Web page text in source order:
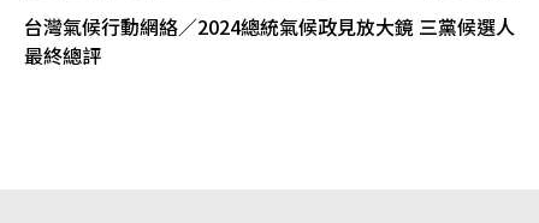
台灣氣候行動網絡／2024總統氣候政見放大鏡 三黨候選人
最終總評